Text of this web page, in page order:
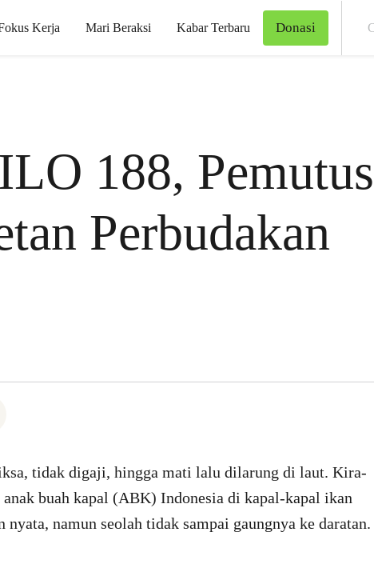
Kerja Mari Beraksi Kabar Terbaru Donasi
188, Pemutus
Perbudakan
tidak digaji, hingga mati lalu dilarung di laut. Kira-
buah kapal (ABK) Indonesia di kapal-kapal ikan
nyata, namun seolah tidak sampai gaungnya ke daratan.